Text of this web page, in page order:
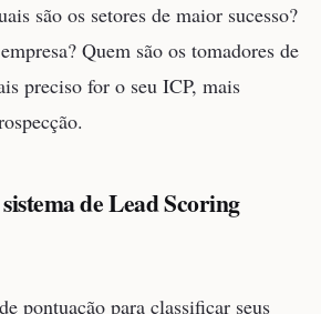
são os setores de maior sucesso?
Quem são os tomadores de
preciso for o seu ICP, mais
de Lead Scoring
pontuação para classificar seus